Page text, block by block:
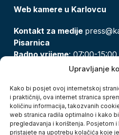
Upravljanje
Kako bi posjet ovoj internetskoj
i praktičniji, ova internet stranica
količinu informacija, takozvanih
web stranica radila optimalno i kako
pregledavanja i korištenja. Posjetom
pristajete na upotrebu kolačića koje
Web kamere u Karlovcu
Kontakt za medije
Pisarnica
Radno vrijeme: 07:00-15:00
Zaštita osobnih podataka
Pristup informacijama